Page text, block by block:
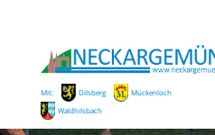
Mit: Dilsberg
Mückenloch
Waldhilsbach